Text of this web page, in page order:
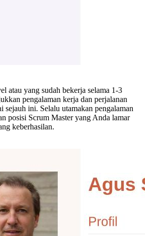
atau yang sudah bekerja selama 1-3
pengalaman kerja dan perjalanan
sejauh ini. Selalu utamakan pengalaman
posisi Scrum Master yang Anda lamar
keberhasilan.